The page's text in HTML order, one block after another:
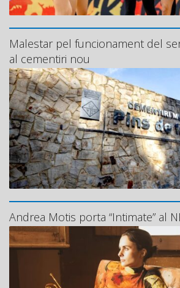
Malestar pel funcionament del
al cementiri nou
Andrea Motis porta “Intimate” al